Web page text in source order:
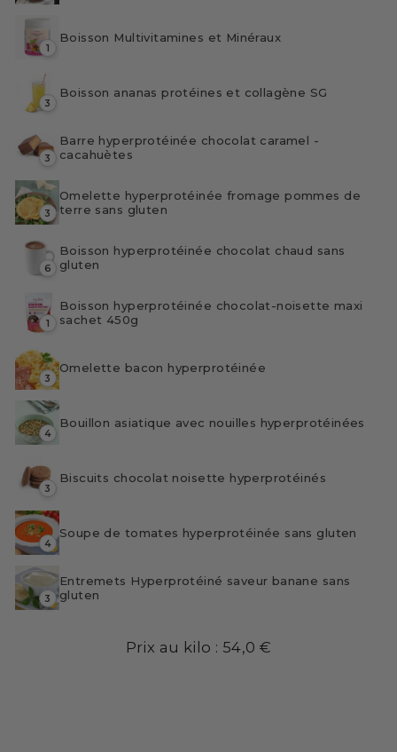
1
Boisson Multivitamines et Minéraux
3
Boisson ananas protéines et collagène SG
3
Barre hyperprotéinée chocolat caramel -
cacahuètes
3
Omelette hyperprotéinée fromage pommes de
terre sans gluten
6
Boisson hyperprotéinée chocolat chaud sans
gluten
1
Boisson hyperprotéinée chocolat-noisette maxi
sachet 450g
3
Omelette bacon hyperprotéinée
4
Bouillon asiatique avec nouilles hyperprotéinées
3
Biscuits chocolat noisette hyperprotéinés
4
Soupe de tomates hyperprotéinée sans gluten
3
Entremets Hyperprotéiné saveur banane sans
gluten
Prix au kilo : 54,0 €